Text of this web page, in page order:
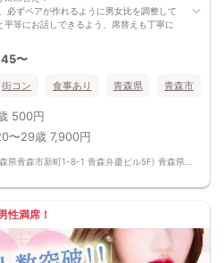
ずペアが作れるように男女比を調整して
等にお話しできるよう、席替えも丁寧に
ート！「何を話そう…」と悩むことな
ングゲーム開催！
最少開催人数に満たない場合
クも豊富にご用意しています！
〜
街コン 食事あり 青森県 青森市
500円
〜29歳 7,900円
性満席！